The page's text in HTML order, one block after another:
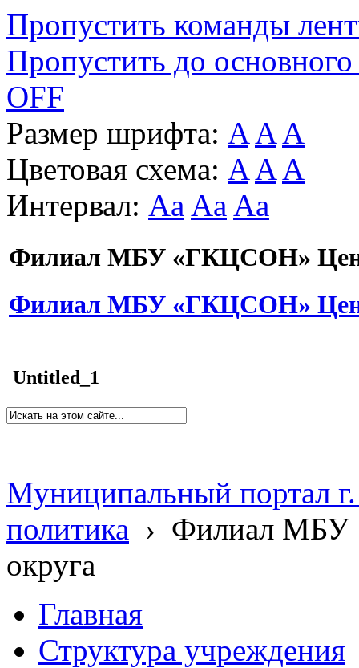
Пропустить команды
Пропустить до основного
OFF
Размер шрифта: A A A
Цветовая схема: A A A
Интервал: Aa Aa Aa
Филиал МБУ «ГКЦСОН»
Филиал МБУ «ГКЦСОН»
Untitled_1
Муниципальный портал
политика › Филиал МБУ
округа
Главная
Структура учреждения